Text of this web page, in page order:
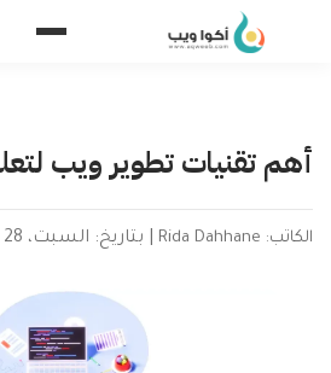
أهم تقنيات تطوير ويب لتعلمها
الكاتب: Rida Dahhane بتاريخ: السبت، 28 ديسمبر 2024